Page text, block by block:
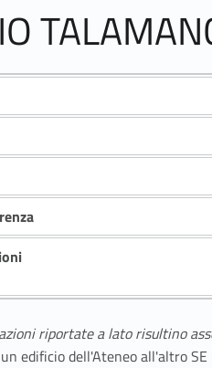
riportate a lato risultino
edificio dell'Ateneo all'altro